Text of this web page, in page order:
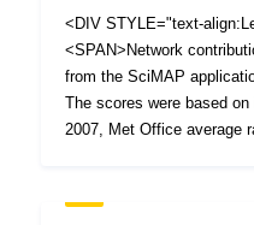
<DIV STYLE="text-
<SPAN>Network
from the SciMAP
The scores were based
2007, Met Office average
scores.</SPAN></P></